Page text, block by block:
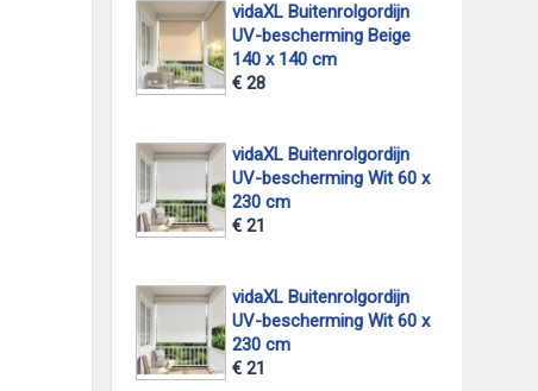
vidaXL Buitenrolgordijn
UV-bescherming Beige
140 x 140 cm
€ 28
vidaXL Buitenrolgordijn
UV-bescherming Wit 60 x
230 cm
€ 21
vidaXL Buitenrolgordijn
UV-bescherming Wit 60 x
230 cm
€ 21